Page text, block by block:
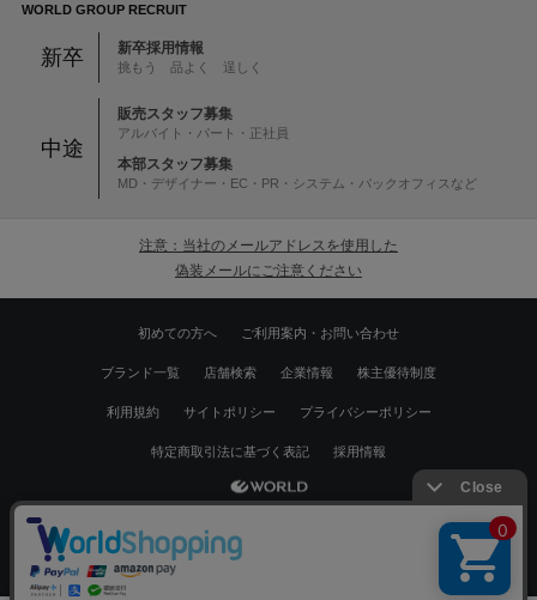
絞り込む
WORLD GROUP RECRUIT
新卒 新卒採用情報
挑もう 品よく 逞しく
中途
販売スタッフ募集
アルバイト・パート・正社員
本部スタッフ募集
MD・デザイナー・EC・PR・システム・バックオフィスなど
注意：当社のメールアドレスを使用した
偽装メールにご注意ください
初めての方へ ご利用案内・お問い合わせ
ブランド一覧 店舗検索 企業情報 株主優待制度
利用規約 サイトポリシー プライバシーポリシー
特定商取引法に基づく表記 採用情報